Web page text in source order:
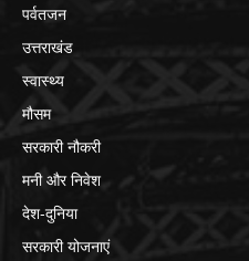
पर्वतजन
उत्तराखंड
स्वास्थ्य
मौसम
सरकारी नौकरी
मनी और निवेश
देश-दुनिया
सरकारी योजनाएं